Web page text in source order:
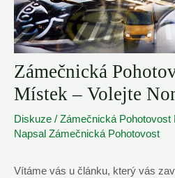
Zámečnická
Místek – Volejte
Diskuze / Zámečnická
Napsal Zámečnická Pohotovost
Vítáme vás u článku, který vás